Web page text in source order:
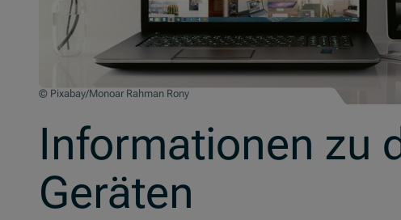
© Pixabay/Monoar Rahman Rony
Bild zeigt digitale Geräte
Informationen zu
Geräten